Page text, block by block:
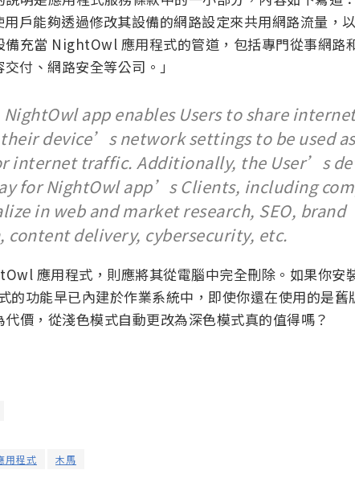
戶能夠透過修改其設備的網路設定來共用網路流量，
備充當 NightOwl 應用程式的管道，包括專門從事網路
付、網路安全等公司。」
NightOwl app enables Users to share
device’s network settings to be used
internet traffic. Additionally, the User’s
for NightOwl app’s Clients, including
in web and market research, SEO, brand
content delivery, cybersecurity, etc.
應用程式，則應將其從電腦中完全刪除。如果你安
的功能早已內建於作業系統中，即使你還在使用的是舊
價，從淺色模式自動更改為深色模式真的值得嗎？
用程式 木馬